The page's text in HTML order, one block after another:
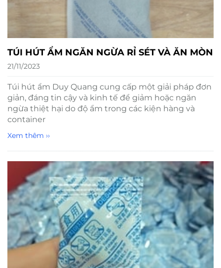
TÚI HÚT ẨM NGĂN NGỪA RỈ SÉT VÀ ĂN MÒN
21/11/2023
Túi hút ẩm Duy Quang cung cấp một giải pháp đơn
giản, đáng tin cậy và kinh tế để giảm hoặc ngăn
ngừa thiệt hại do độ ẩm trong các kiện hàng và
container
Xem thêm ››